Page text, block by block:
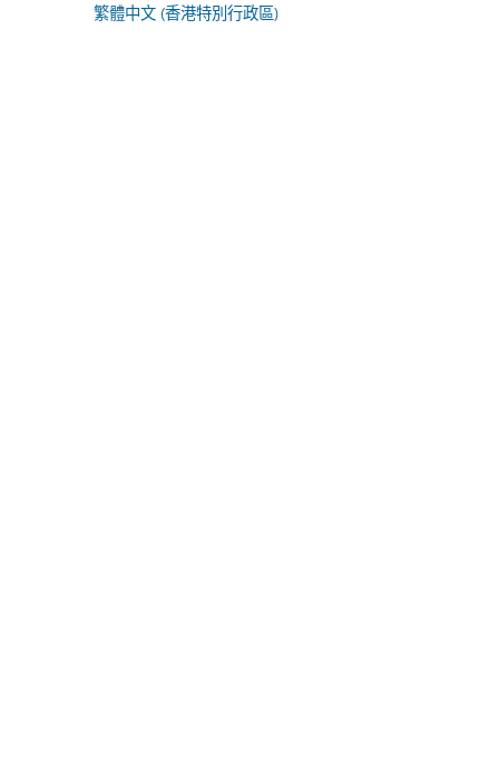
繁體中文 (香港特別行政區)